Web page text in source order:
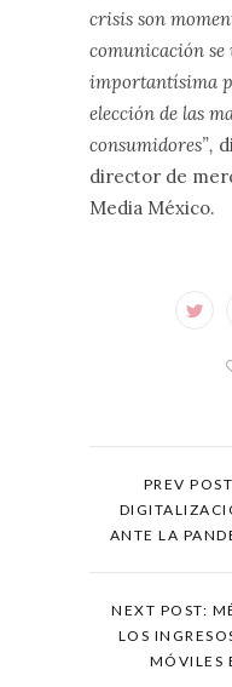
crisis son
comunicación
importantísima
elección de las
consumidores”,
director de
Media México.
PREV
ANTE LA
NEXT POST:
LOS
MÓVILES